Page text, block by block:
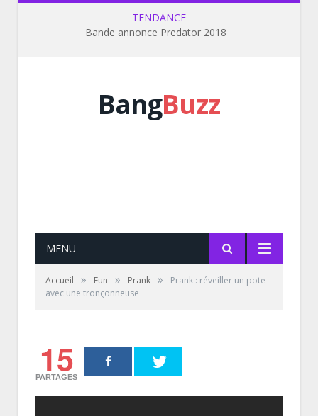
TENDANCE
Bande annonce Predator 2018
BangBuzz
MENU
Accueil » Fun » Prank »
Prank : réveiller un pote
avec une tronçonneuse
15
PARTAGES